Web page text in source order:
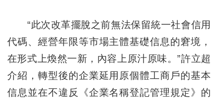
“此次改革擺脫之前無法保留統一社會信用
代碼、經營年限等市場主體基礎信息的窘境，
在形式上煥然一新，內容上原汁原味。”許立超
介紹，轉型後的企業延用原個體工商戶的基本
信息並在不違反《企業名稱登記管理規定》的